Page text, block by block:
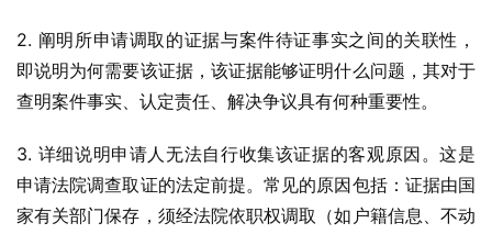
2. 阐明所申请调取的证据与案件待证事实之间的关联性，
即说明为何需要该证据，该证据能够证明什么问题，其对于
查明案件事实、认定责任、解决争议具有何种重要性。
3. 详细说明申请人无法自行收集该证据的客观原因。这是
申请法院调查取证的法定前提。常见的原因包括：证据由国
家有关部门保存，须经法院依职权调取（如户籍信息、不动